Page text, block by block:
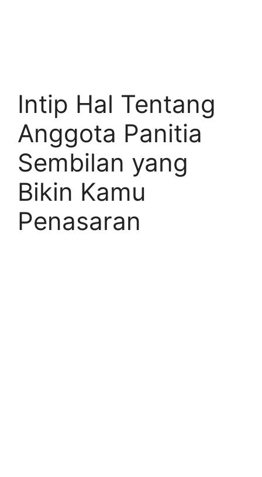
Intip Hal Tentang
Anggota Panitia
Sembilan yang
Bikin Kamu
Penasaran